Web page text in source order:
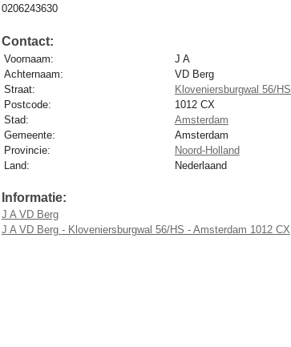
0206243630
Contact:
Voornaam:
J A
Achternaam:
VD Berg
Straat:
Kloveniersburgwal 56/HS
Postcode:
1012 CX
Stad:
Amsterdam
Gemeente:
Amsterdam
Provincie:
Noord-Holland
Land:
Nederlaand
Informatie:
J A VD Berg
J A VD Berg - Kloveniersburgwal 56/HS - Amsterdam 1012 CX